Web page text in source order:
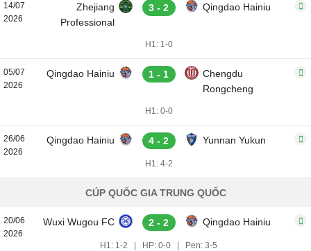
14/07
2026
Zhejiang
Professional
3 - 2 Qingdao Hainiu
H1: 1-0
05/07
2026
Qingdao Hainiu 1 - 1
Chengdu
Rongcheng
H1: 0-0
26/06
2026
Qingdao Hainiu 4 - 2 Yunnan Yukun
H1: 4-2
CÚP QUỐC GIA TRUNG QUỐC
20/06
2026
Wuxi Wugou FC 2 - 2 Qingdao Hainiu
H1: 1-2 HP: 0-0 Pen: 3-5